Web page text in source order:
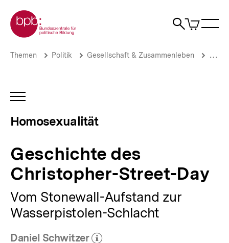
zum
Seiteninhalt
springen
Zur Startseite der bpb
Suche
Artikel
im
Geschichte
Day
Brotkrümelnavigation
Pfadnavigation
Themen Politik Gesellschaft & Zusammenleben
INHALTSNAVIGATION
Homosexualität
Geschichte des
Christopher-Street-Day
Vom Stonewall-Aufstand zur
Wasserpistolen-Schlacht
Daniel Schwitzer